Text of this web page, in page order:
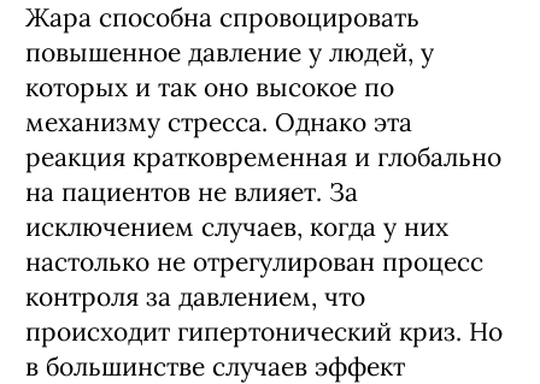
Жара способна спровоцировать
повышенное давление у людей, у
которых и так оно высокое по
механизму стресса. Однако эта
реакция кратковременная и глобально
на пациентов не влияет. За
исключением случаев, когда у них
настолько не отрегулирован процесс
контроля за давлением, что
происходит гипертонический криз. Но
в большинстве случаев эффект